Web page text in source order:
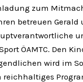
zum
betreuen Gerald
ÖAMTC. Den
wird im
reichhaltiges